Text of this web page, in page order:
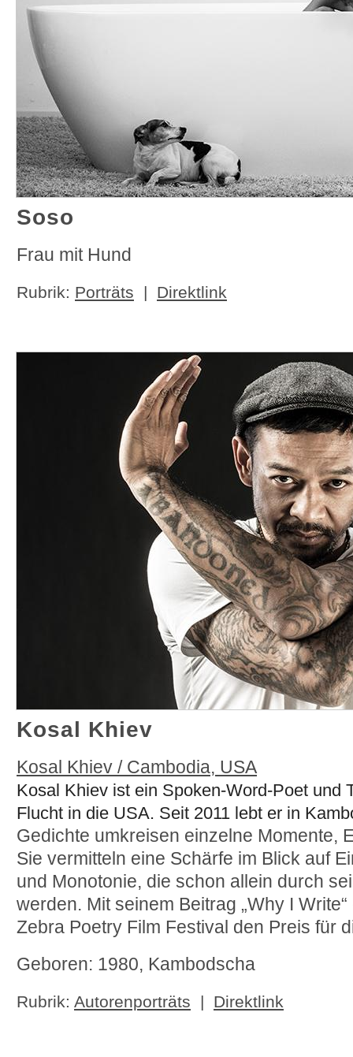
Soso
Frau mit Hund
Rubrik: Porträts | Direktlink
Kosal Khiev
Kosal Khiev / Cambodia, USA
Kosal Khiev ist ein Spoken-Word-Poet und
Flucht in die USA. Seit 2011 lebt er in
Gedichte umkreisen einzelne Momente,
Sie vermitteln eine Schärfe im Blick auf
und Monotonie, die schon allein durch
werden. Mit seinem Beitrag „Why I
Zebra Poetry Film Festival den Preis für
Geboren: 1980, Kambodscha
Rubrik: Autorenporträts | Direktlink